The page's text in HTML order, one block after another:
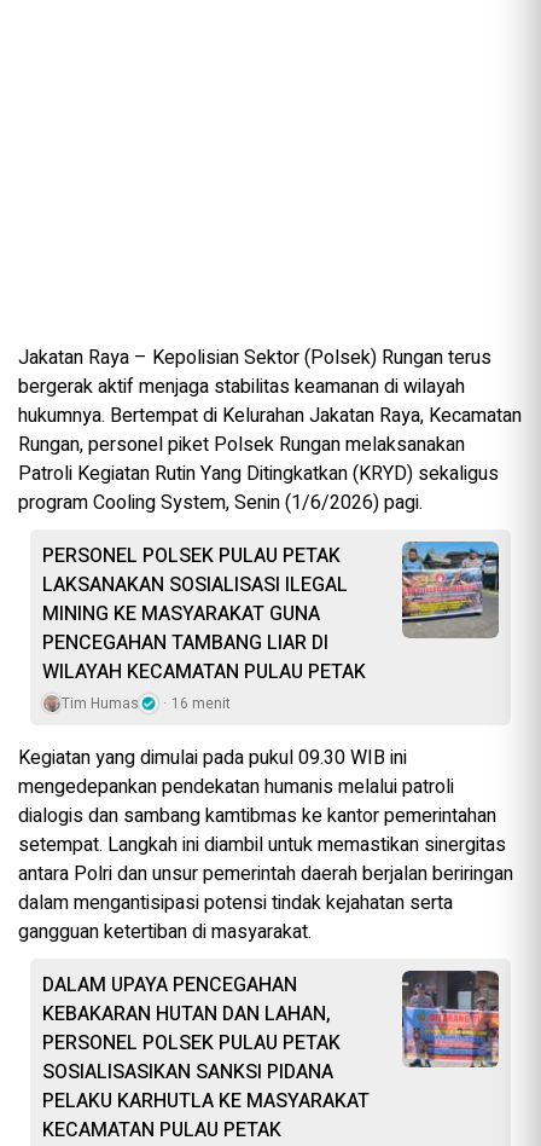
Jakatan Raya – Kepolisian Sektor (Polsek) Rungan terus
bergerak aktif menjaga stabilitas keamanan di wilayah
hukumnya. Bertempat di Kelurahan Jakatan Raya, Kecamatan
Rungan, personel piket Polsek Rungan melaksanakan
Patroli Kegiatan Rutin Yang Ditingkatkan (KRYD) sekaligus
program Cooling System, Senin (1/6/2026) pagi.
PERSONEL POLSEK PULAU PETAK
LAKSANAKAN SOSIALISASI ILEGAL
MINING KE MASYARAKAT GUNA
PENCEGAHAN TAMBANG LIAR DI
WILAYAH KECAMATAN PULAU PETAK
Tim Humas 16 menit
Kegiatan yang dimulai pada pukul 09.30 WIB ini
mengedepankan pendekatan humanis melalui patroli
dialogis dan sambang kamtibmas ke kantor pemerintahan
setempat. Langkah ini diambil untuk memastikan sinergitas
antara Polri dan unsur pemerintah daerah berjalan beriringan
dalam mengantisipasi potensi tindak kejahatan serta
gangguan ketertiban di masyarakat.
DALAM UPAYA PENCEGAHAN
KEBAKARAN HUTAN DAN LAHAN,
PERSONEL POLSEK PULAU PETAK
SOSIALISASIKAN SANKSI PIDANA
PELAKU KARHUTLA KE MASYARAKAT
KECAMATAN PULAU PETAK